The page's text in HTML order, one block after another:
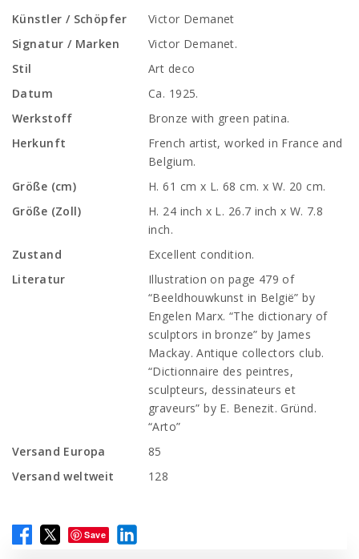
Künstler / Schöpfer
Victor Demanet
Signatur / Marken
Victor Demanet.
Stil
Art deco
Datum
Ca. 1925.
Werkstoff
Bronze with green patina.
Herkunft
French artist, worked in France and
Belgium.
Größe (cm)
H. 61 cm x L. 68 cm. x W. 20 cm.
Größe (Zoll)
H. 24 inch x L. 26.7 inch x W. 7.8
inch.
Zustand
Excellent condition.
Literatur
Illustration on page 479 of
“Beeldhouwkunst in België” by
Engelen Marx. “The dictionary of
sculptors in bronze” by James
Mackay. Antique collectors club.
“Dictionnaire des peintres,
sculpteurs, dessinateurs et
graveurs” by E. Benezit. Gründ.
“Arto”
Versand Europa
85
Versand weltweit
128
Save